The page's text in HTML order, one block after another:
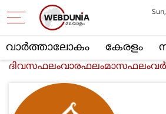
വാര്‍ത്താലോകം കേരളം
ദിവസഫലംവാരഫലംമാസഫലം